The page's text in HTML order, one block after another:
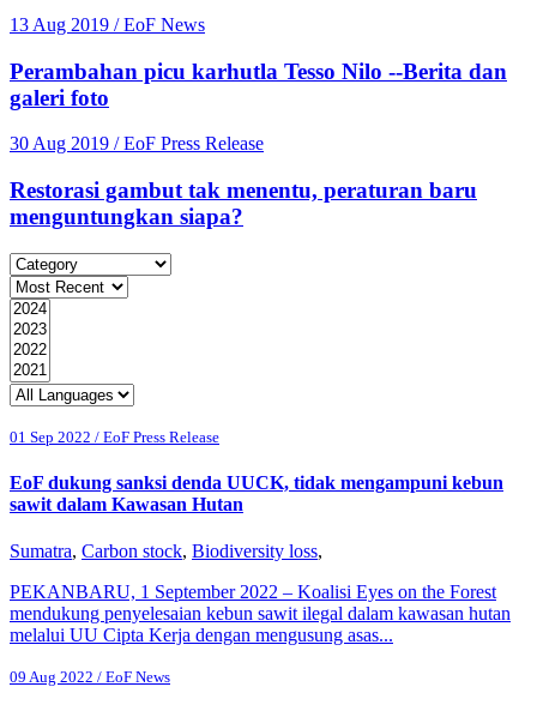
13 Aug 2019 / EoF News
Perambahan picu karhutla Tesso Nilo --Berita dan
galeri foto
30 Aug 2019 / EoF Press Release
Restorasi gambut tak menentu, peraturan baru
menguntungkan siapa?
01 Sep 2022 / EoF Press Release
EoF dukung sanksi denda UUCK, tidak mengampuni kebun
sawit dalam Kawasan Hutan
Sumatra, Carbon stock, Biodiversity loss,
PEKANBARU, 1 September 2022 – Koalisi Eyes on the Forest
mendukung penyelesaian kebun sawit ilegal dalam kawasan hutan
melalui UU Cipta Kerja dengan mengusung asas...
09 Aug 2022 / EoF News